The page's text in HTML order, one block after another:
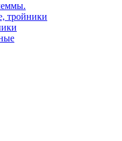
тройники